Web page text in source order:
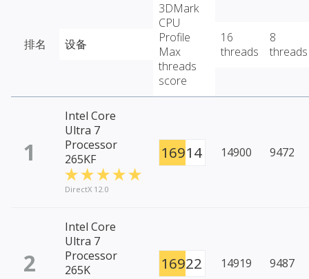
排名 设备
3DMark
CPU
Profile
Max
threads
score
16
threads
8
threads
1
Intel Core
Ultra 7
Processor
265KF
DirectX 12.0
16914 14900 9472
2
Intel Core
Ultra 7
Processor
265K
16922 14919 9487